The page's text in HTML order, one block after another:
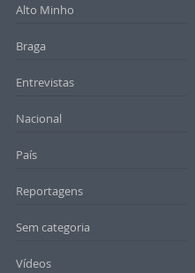
Alto Minho
Braga
Entrevistas
Nacional
País
Reportagens
Sem categoria
Vídeos